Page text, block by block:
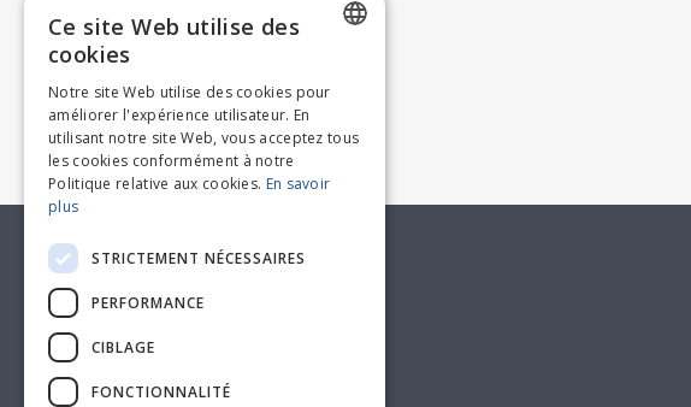
KLANTENSERVICE
FRENCH
Ce site Web utilise des
cookies
Notre site Web utilise des cookies pour
améliorer l'expérience utilisateur. En
utilisant notre site Web, vous acceptez tous
les cookies conformément à notre
Politique relative aux cookies. En savoir
plus
STRICTEMENT NÉCESSAIRES
PERFORMANCE
CIBLAGE
FONCTIONNALITÉ